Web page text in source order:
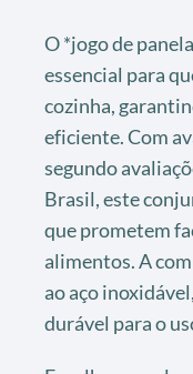
O *jogo de
essencial para
cozinha,
eficiente. Com
segundo
Brasil, este
que prometem
alimentos. A
ao aço
durável para o